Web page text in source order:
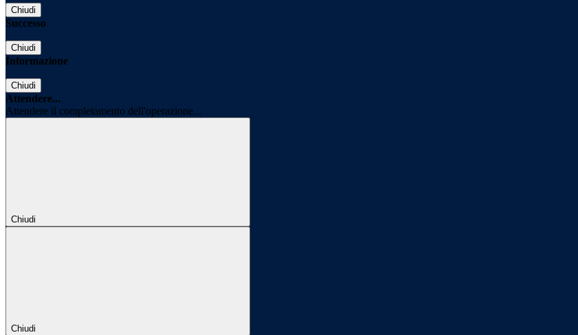
Chiudi
Successo
Chiudi
Informazione
Chiudi
Attendere...
Attendere il completamento dell'operazione...
Chiudi
Chiudi